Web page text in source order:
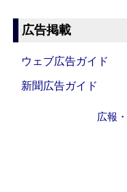
広告掲載
ウェブ広告ガイド
新聞広告ガイド
広報